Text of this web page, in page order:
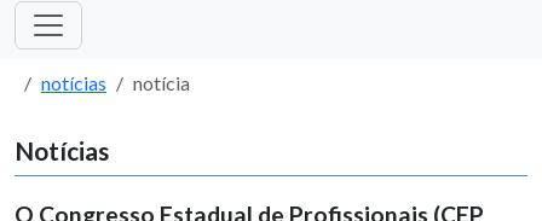
notícias notícia
Notícias
O Congresso Estadual de Profissionais (CEP